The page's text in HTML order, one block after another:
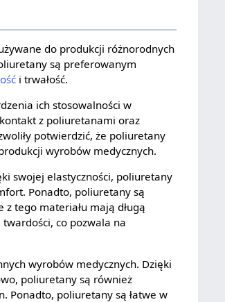
do produkcji różnorodnych
są preferowanym
i trwałość.
ich stosowalności w
z poliuretanami oraz
potwierdzić, że poliuretany
wyrobów medycznych.
swojej elastyczności, poliuretany
Ponadto, poliuretany są
tego materiału mają długą
co pozwala na
wyrobów medycznych. Dzięki
poliuretany są również
Ponadto, poliuretany są łatwe w